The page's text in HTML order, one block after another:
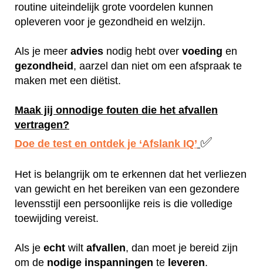
routine uiteindelijk grote voordelen kunnen
opleveren voor je gezondheid en welzijn.
Als je meer advies nodig hebt over voeding en
gezondheid, aarzel dan niet om een afspraak te
maken met een diëtist.
Maak jij onnodige fouten die het afvallen
vertragen?
Doe de test en ontdek je ‘Afslank IQ’ ✅
Het is belangrijk om te erkennen dat het verliezen
van gewicht en het bereiken van een gezondere
levensstijl een persoonlijke reis is die volledige
toewijding vereist.
Als je echt wilt afvallen, dan moet je bereid zijn
om de nodige inspanningen te leveren.